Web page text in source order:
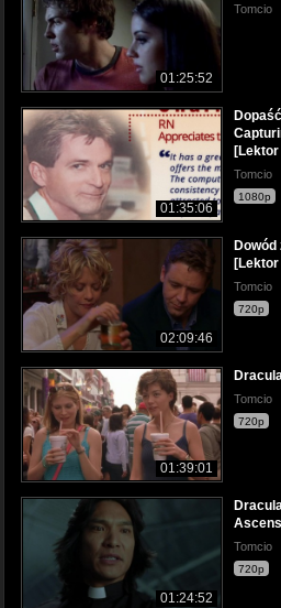
01:25:52
Tomcio
01:35:06
[Lektor
Tomcio
1080p
02:09:46
[Lektor
Tomcio
720p
01:39:01
Tomcio
720p
01:24:52
Tomcio
720p